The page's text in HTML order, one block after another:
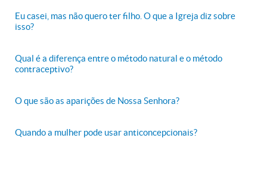
Eu casei, mas não quero ter filho. O que a Igreja diz sobre
isso?
Qual é a diferença entre o método natural e o método
contraceptivo?
O que são as aparições de Nossa Senhora?
Quando a mulher pode usar anticoncepcionais?